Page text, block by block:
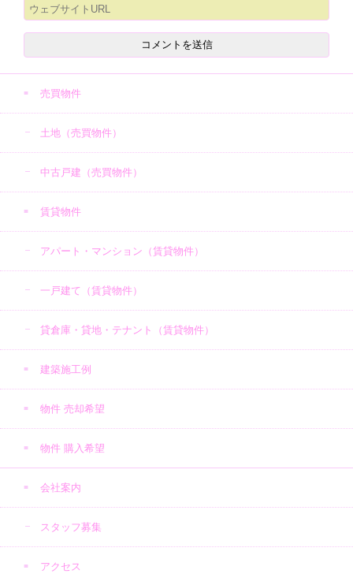
売買物件
土地（売買物件）
中古戸建（売買物件）
賃貸物件
アパート・マンション（賃貸物件）
一戸建て（賃貸物件）
貸倉庫・貸地・テナント（賃貸物件）
建築施工例
物件 売却希望
物件 購入希望
会社案内
スタッフ募集
アクセス